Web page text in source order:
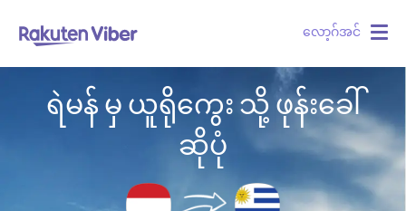
လော့ဂ်အင်
ရဲမန် မှ ယူရိုကွေး သို့ ဖုန်းခေါ်
ဆိုပုံ